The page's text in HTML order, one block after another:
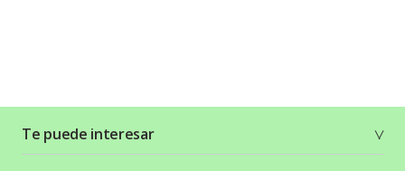
Te puede interesar